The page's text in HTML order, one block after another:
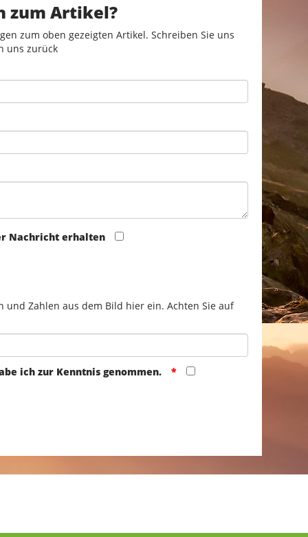
zum Artikel?
zum oben gezeigten Artikel. Schreiben Sie uns
uns zurück
Nachricht erhalten
und Zahlen aus dem Bild hier ein. Achten Sie auf
ich zur Kenntnis genommen.